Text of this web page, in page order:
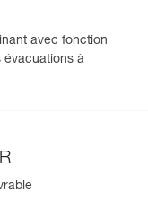
avec fonction
évacuations à